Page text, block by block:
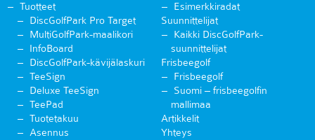
Tuotteet
DiscGolfPark Pro Target
MultiGolfPark-maalikori
InfoBoard
DiscGolfPark-kävijälaskuri
TeeSign
Deluxe TeeSign
TeePad
Tuotetakuu
Asennus
Esimerkkiradat
Suunnittelijat
Kaikki DiscGolfPark-
suunnittelijat
Frisbeegolf
Frisbeegolf
Suomi – frisbeegolfin
mallimaa
Artikkelit
Yhteys